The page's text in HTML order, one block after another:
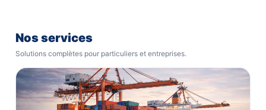
Nos services
Solutions complètes pour particuliers et entreprises.